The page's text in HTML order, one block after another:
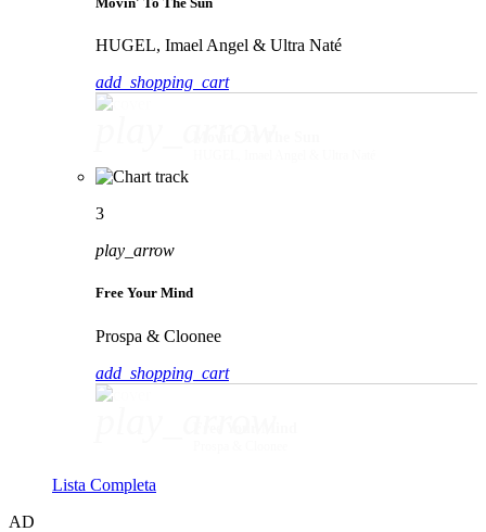
HUGEL, Imael Angel & Ultra Naté
add_shopping_cart
3
play_arrow
Free Your Mind
Prospa & Cloonee
add_shopping_cart
Lista Completa
AD